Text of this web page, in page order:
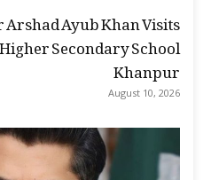
Ayub Khan Visits
Secondary School
Khanpur
August 10, 2026